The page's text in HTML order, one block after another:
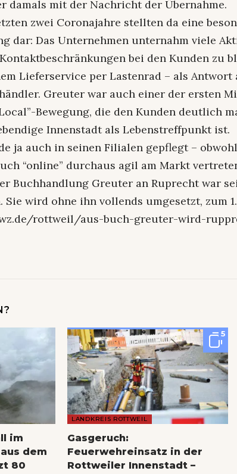
damals mit der Nachricht der Übernahme.
zwei Coronajahre stellten da eine
dar: Das Unternehmen unternahm viele
bei den Kunden zu
Lieferservice per Lastenrad – als Antwort
Greuter war auch einer der ersten
Bewegung, die den Kunden deutlich
Innenstadt als Lebenstreffpunkt ist.
ja auch in seinen Filialen gepflegt –
“online” durchaus agil am Markt
Buchhandlung Greuter an Ruprecht war
wird ohne ihn vollends umgesetzt, zum
rottweil/aus-buch-greuter-wird-
im
dem
80
5
LANDKREIS ROTTWEIL
Gasgeruch:
Feuerwehreinsatz in der
Rottweiler Innenstadt –